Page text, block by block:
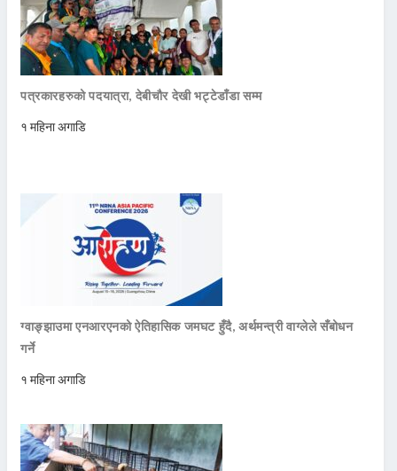
पत्रकारहरुको पदयात्रा, देबीचौर देखी भट्टेडाँडा सम्म
१ महिना अगाडि
ग्वाङ्झाउमा एनआरएनको ऐतिहासिक जमघट हुँदै, अर्थमन्त्री वाग्लेले सँबोधन
गर्ने
१ महिना अगाडि